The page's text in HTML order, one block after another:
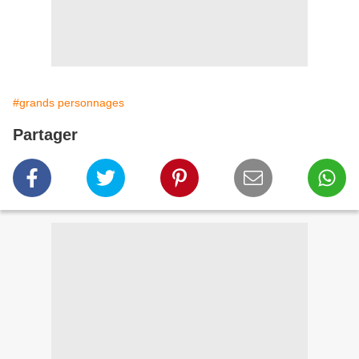
#grands personnages
Partager